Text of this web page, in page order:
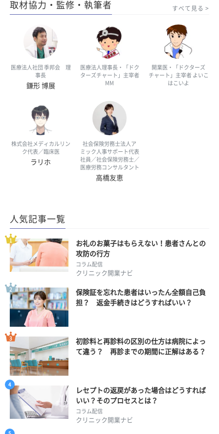
取材協力・監修・執筆者 すべて見る
医療法人社団 季邦会 理
事長
鎌形 博展
医療法人理事長・「ドク
ターズチャート」主宰者
MM
開業医・「ドクターズ
チャート」主宰者 よいこ
はこいよ
株式会社メディカルリン
ク代表／臨床医
ラリホ
社会保険労務士法人ア
ミック人事サポート代表
社員／社会保険労務士／
医療労務コンサルタント
高橋友恵
人気記事一覧
お礼のお菓子はもらえない！患者さんとの
攻防の行方
コラム配信
クリニック開業ナビ
保険証を忘れた患者はいったん全額自己負
担？ 返金手続きはどうすればいい？
初診料と再診料の区別の仕方は病院によっ
て違う？ 再診までの期間に正解はある？
レセプトの返戻があった場合はどうすれば
いい？そのプロセスとは？
コラム配信
クリニック開業ナビ